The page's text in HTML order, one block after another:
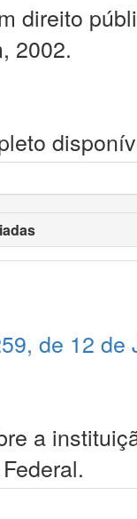
direito
2002.
de 12
a